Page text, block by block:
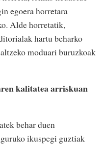
egoera horretara
Alde horretatik,
hartu beharko
moduari buruzkoak
kalitatea arriskuan
behar duen
ikuspegi guztiak